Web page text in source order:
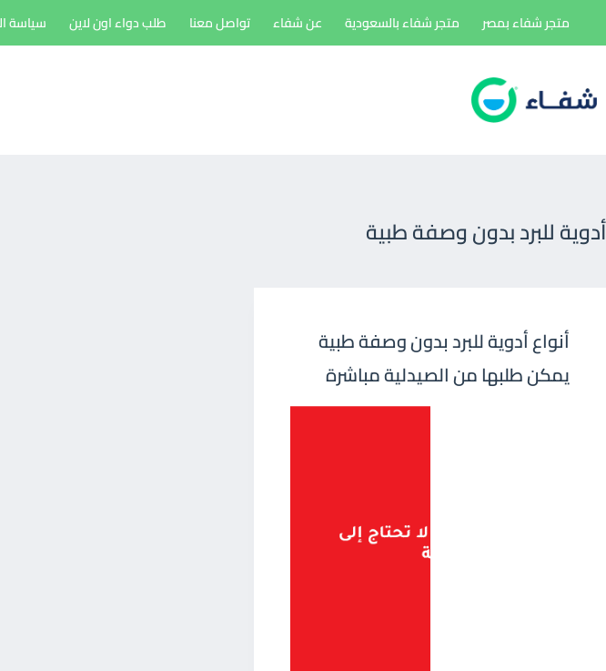
إلى
متجر شفاء بمصر متجر شفاء بالسعودية عن شفاء تواصل معنا طلب دواء اون لاين سياسة
أدوية للبرد بدون وصفة طبية
أنواع أدوية للبرد بدون وصفة طبية
يمكن طلبها من الصيدلية مباشرة